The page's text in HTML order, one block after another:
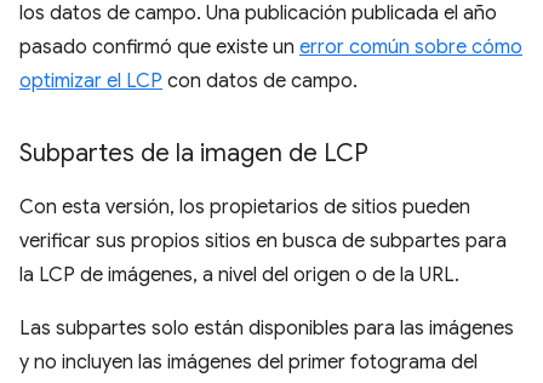
los datos de campo. Una publicación publicada el año
pasado confirmó que existe un error común sobre cómo
optimizar el LCP con datos de campo.
Subpartes de la imagen de LCP
Con esta versión, los propietarios de sitios pueden
verificar sus propios sitios en busca de subpartes para
la LCP de imágenes, a nivel del origen o de la URL.
Las subpartes solo están disponibles para las imágenes
y no incluyen las imágenes del primer fotograma del